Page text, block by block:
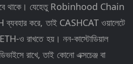
থাকে। যেহেতু Robinhood Chain
ব্যবহার করে, তাই CASHCAT ওয়ালেটে
ETH-ও রাখতে হয়। নন-কাস্টোডিয়াল
রাখে, তাই কোনো এক্সচেঞ্জ বা